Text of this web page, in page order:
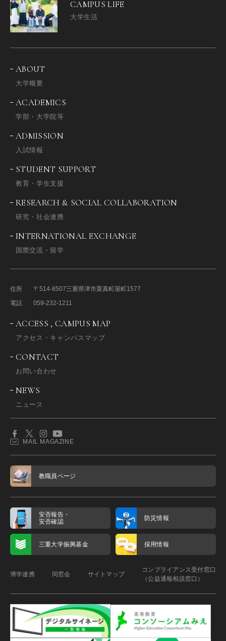
CAMPUS LIFE
大学生活
ABOUT
大学概要
ACADEMICS
学部・大学院等
ADMISSION
入試情報
STUDENT SUPPORT
教育・学生支援
RESEARCH & SOCIAL COLLABORATION
研究・社会連携
INTERNATIONAL EXCHANGE
国際交流・留学
住所 〒514-8507三重県津市栗真町屋町1577
電話
059-232-1211
ACCESS , CAMPUS MAP
アクセス・キャンパスマップ
CONTACT
お問い合わせ
NEWS
ニュース
MAIL MAGAZINE
教職員ページ
安否報告・
安否確認
防災情報
三重大学振興基金 採用情報
博学連携 同窓会 サイトマップ
コンプライアンス受付窓口
（公益通報相談窓口）